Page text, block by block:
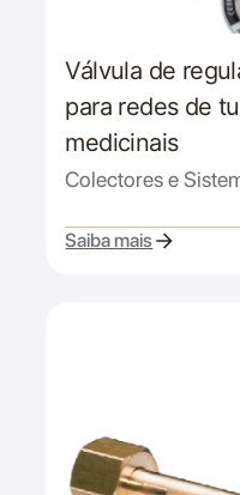
Válvula de
para redes de
medicinais
Colectores e
Saiba mais